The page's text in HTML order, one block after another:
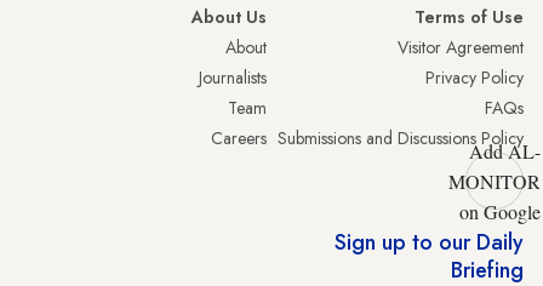
Terms of Use
Visitor Agreement
Privacy Policy
FAQs
Submissions and Discussions Policy
About Us
About
Journalists
Team
Careers
Add AL-
MONITOR
on Google
Sign up to our Daily
Briefing